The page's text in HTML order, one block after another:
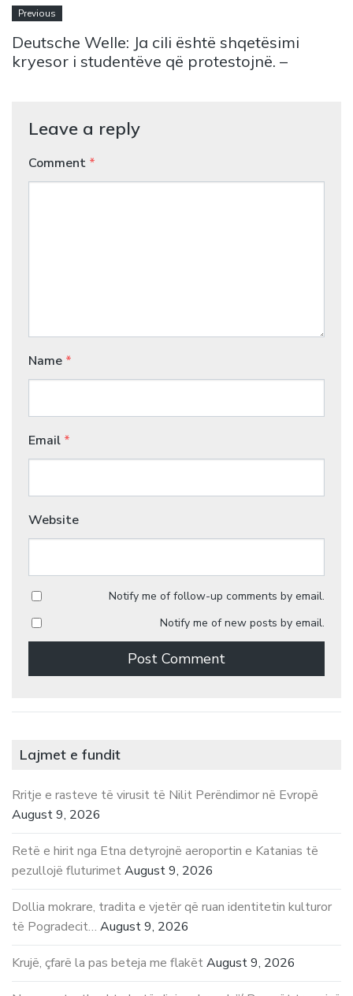
Previous
Deutsche Welle: Ja cili është shqetësimi
kryesor i studentëve që protestojnë. –
Leave a reply
Comment *
Name *
Email *
Website
Notify me of follow-up comments by email.
Notify me of new posts by email.
Lajmet e fundit
Rritje e rasteve të virusit të Nilit Perëndimor në Evropë
August 9, 2026
Retë e hirit nga Etna detyrojnë aeroportin e Katanias të
pezullojë fluturimetAugust 9, 2026
Dollia mokrare, tradita e vjetër që ruan identitetin kulturor
të Pogradecit… August 9, 2026
Krujë, çfarë la pas beteja me flakëtAugust 9, 2026